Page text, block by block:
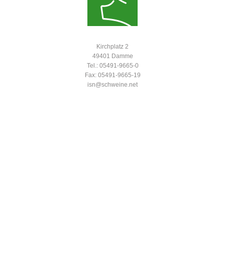
Kirchplatz 2
49401 Damme
Tel.: 05491-9665-0
Fax: 05491-9665-19
isn@schweine.net